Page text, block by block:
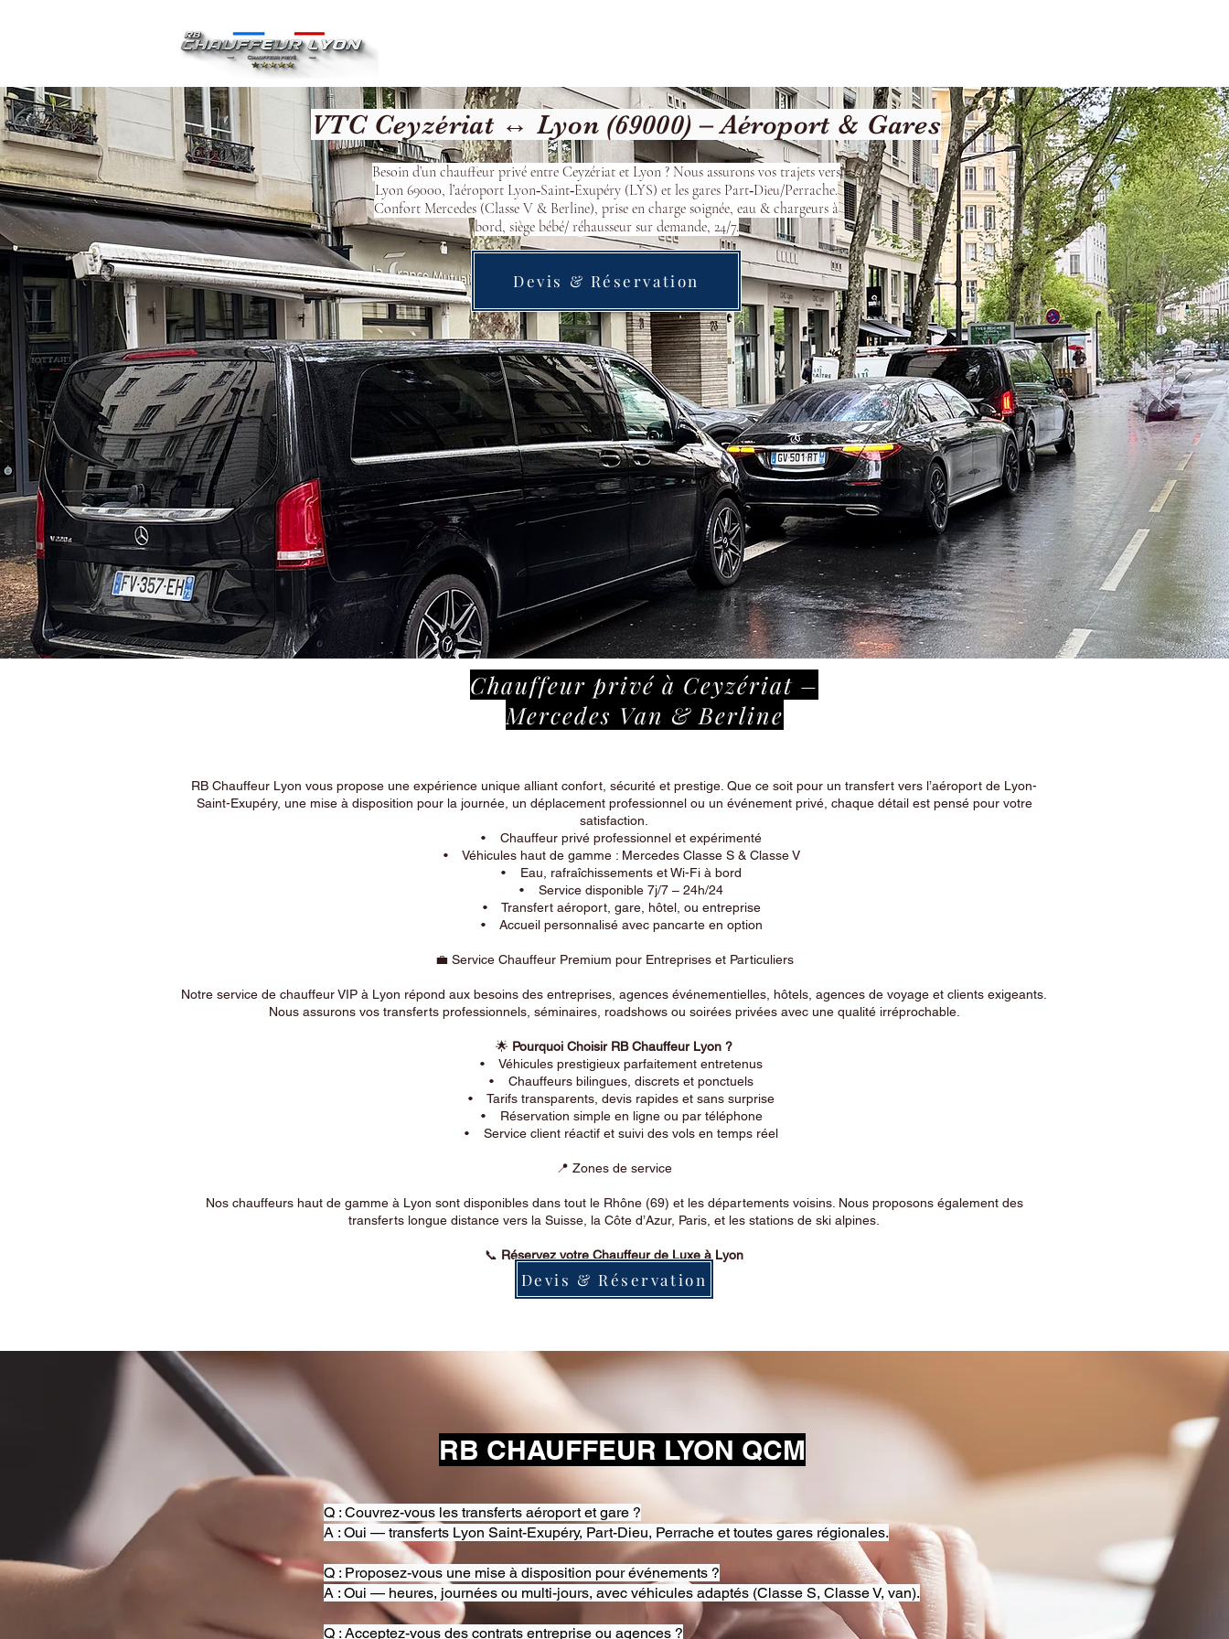
VTC Ceyzériat ↔ Lyon (69000) – Aéroport & Gares
Besoin d’un chauffeur privé entre Ceyzériat et Lyon ? Nous assurons vos trajets vers
Lyon 69000, l’aéroport Lyon‑Saint‑Exupéry (LYS) et les gares Part‑Dieu/Perrache.
Confort Mercedes (Classe V & Berline), prise en charge soignée, eau & chargeurs à
bord, siège bébé/ réhausseur sur demande, 24/7.
Devis & Réservation
Chauffeur privé à Ceyzériat –
Mercedes Van & Berline
RB Chauffeur Lyon vous propose une expérience unique alliant confort, sécurité et prestige. Que ce soit pour un transfert vers l’aéroport de Lyon-
Saint-Exupéry, une mise à disposition pour la journée, un déplacement professionnel ou un événement privé, chaque détail est pensé pour votre
satisfaction.
• Chauffeur privé professionnel et expérimenté
• Véhicules haut de gamme : Mercedes Classe S & Classe V
• Eau, rafraîchissements et Wi-Fi à bord
• Service disponible 7j/7 – 24h/24
• Transfert aéroport, gare, hôtel, ou entreprise
• Accueil personnalisé avec pancarte en option
💼 Service Chauffeur Premium pour Entreprises et Particuliers
Notre service de chauffeur VIP à Lyon répond aux besoins des entreprises, agences événementielles, hôtels, agences de voyage et clients exigeants.
Nous assurons vos transferts professionnels, séminaires, roadshows ou soirées privées avec une qualité irréprochable.
🌟 Pourquoi Choisir RB Chauffeur Lyon ?
• Véhicules prestigieux parfaitement entretenus
• Chauffeurs bilingues, discrets et ponctuels
• Tarifs transparents, devis rapides et sans surprise
• Réservation simple en ligne ou par téléphone
• Service client réactif et suivi des vols en temps réel
📍 Zones de service
Nos chauffeurs haut de gamme à Lyon sont disponibles dans tout le Rhône (69) et les départements voisins. Nous proposons également des
transferts longue distance vers la Suisse, la Côte d’Azur, Paris, et les stations de ski alpines.
📞 Réservez votre Chauffeur de Luxe à Lyon
Devis & Réservation
RB CHAUFFEUR LYON QCM
Q : Couvrez-vous les transferts aéroport et gare ?
A : Oui — transferts Lyon Saint-Exupéry, Part-Dieu, Perrache et toutes gares régionales.
Q : Proposez-vous une mise à disposition pour événements ?
A : Oui — heures, journées ou multi-jours, avec véhicules adaptés (Classe S, Classe V, van).
Q : Acceptez-vous des contrats entreprise ou agences ?